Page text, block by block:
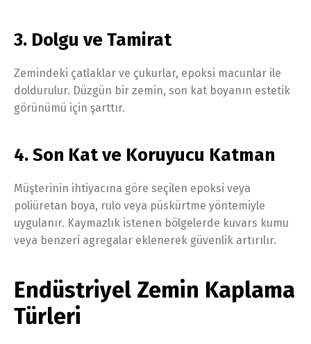
3. Dolgu ve Tamirat
Zemindeki çatlaklar ve çukurlar, epoksi macunlar ile
doldurulur. Düzgün bir zemin, son kat boyanın estetik
görünümü için şarttır.
4. Son Kat ve Koruyucu Katman
Müşterinin ihtiyacına göre seçilen epoksi veya
poliüretan boya, rulo veya püskürtme yöntemiyle
uygulanır. Kaymazlık istenen bölgelerde kuvars kumu
veya benzeri agregalar eklenerek güvenlik artırılır.
Endüstriyel Zemin Kaplama
Türleri